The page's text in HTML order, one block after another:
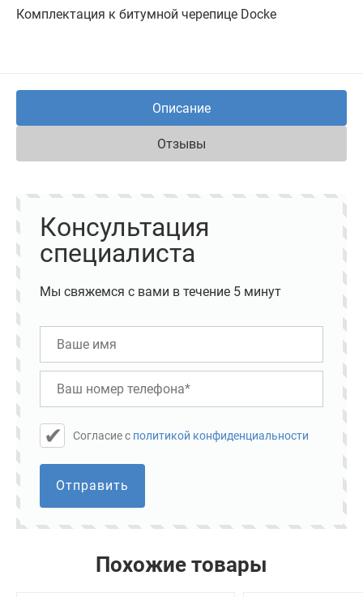
Комплектация к битумной черепице Docke
Описание
Отзывы
Консультация
специалиста
Мы свяжемся с вами в течение 5 минут
Cогласие с политикой конфиденциальности
Отправить
Похожие товары